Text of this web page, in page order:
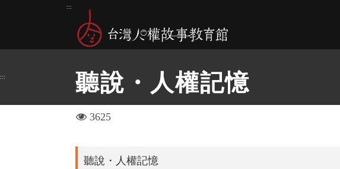
要
容
:::
::: 聽說・人權記憶
visit
3625
聽說・人權記憶